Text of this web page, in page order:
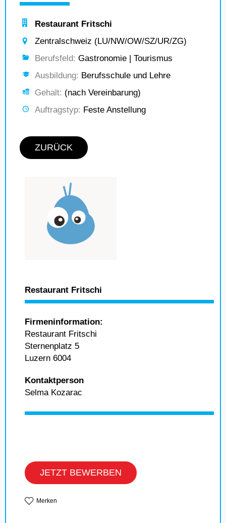
Restaurant Fritschi
Zentralschweiz (LU/NW/OW/SZ/UR/ZG)
Berufsfeld: Gastronomie | Tourismus
Ausbildung: Berufsschule und Lehre
Gehalt: (nach Vereinbarung)
Auftragstyp: Feste Anstellung
ZURÜCK
Restaurant Fritschi
Firmeninformation:
Restaurant Fritschi
Sternenplatz 5
Luzern 6004
Kontaktperson
Selma Kozarac
JETZT BEWERBEN
Merken